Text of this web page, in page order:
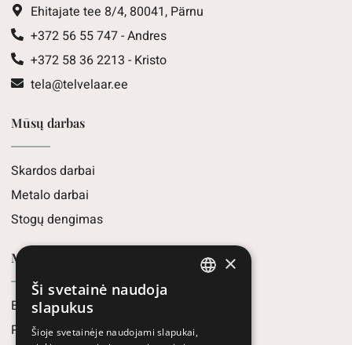
Ehitajate tee 8/4, 80041, Pärnu
+372 56 55 747 - Andres
+372 58 36 2213 - Kristo
tela@telvelaar.ee
Mūsų darbas
Skardos darbai
Metalo darbai
Stogų dengimas
Midwest parduotuvė
E-parduotuvė
Parduotuvės
×
Ši svetainė naudoja
slapukus
Šioje svetainėje naudojami slapukai,